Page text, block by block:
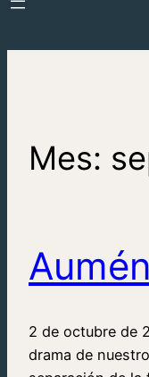
Mes:
2 de octubre de
drama de